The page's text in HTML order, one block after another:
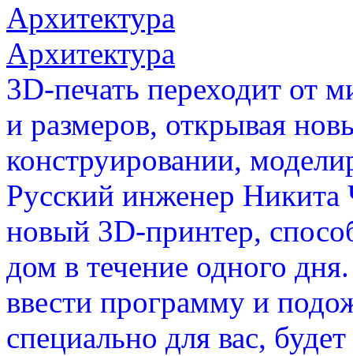
Архитектура
Архитектура
3D-печать переходит от
и размеров, открывая
конструировании,
Русский инженер
новый 3D-принтер,
дом в течение одного
ввести программу и
специально для вас, будет